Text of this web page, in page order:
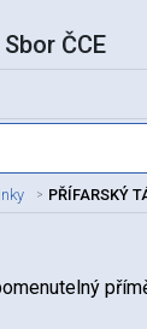
Sbor ČCE
PŘÍFARSKÝ